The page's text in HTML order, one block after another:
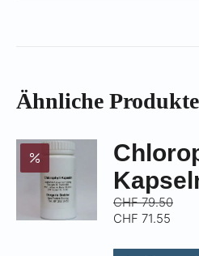
Ähnliche Produkte
CHF79.50
CHF 71.55